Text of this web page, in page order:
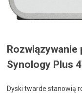
Synology Plus
Dyski twarde stanowią